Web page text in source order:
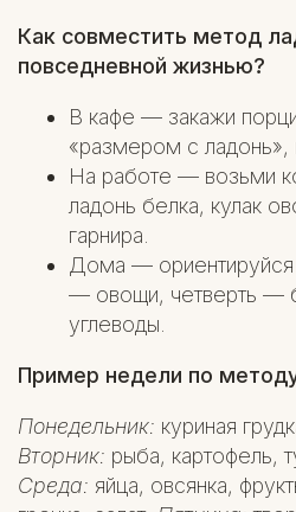
Как совместить метод
повседневной жизнью?
В кафе — закажи
«размером с ладонь»,
На работе — возьми
ладонь белка, кулак
гарнира.
Дома — ориентируйся
— овощи, четверть —
углеводы.
Пример недели по
Понедельник: куриная
Вторник: рыба, картофель,
Среда: яйца, овсянка,